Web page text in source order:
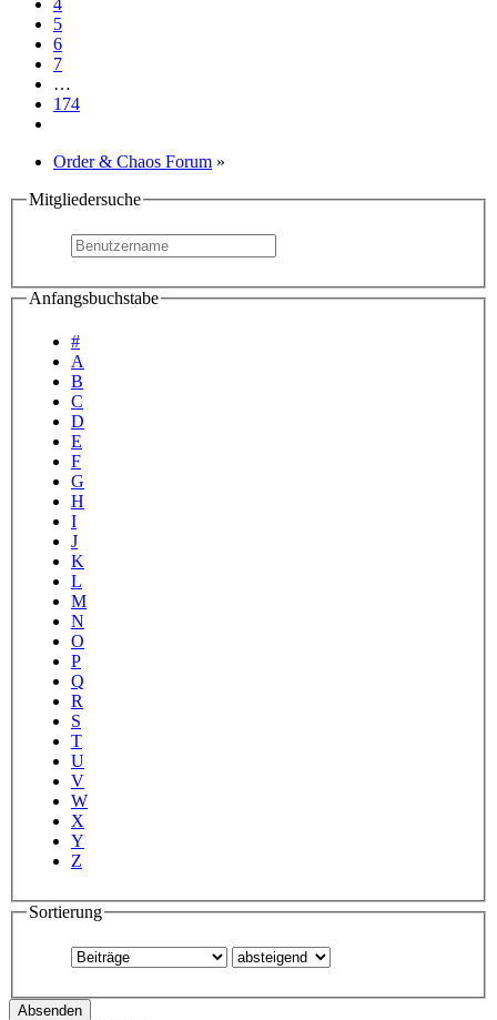
4
5
6
7
…
174
Order & Chaos Forum »
Mitgliedersuche
Anfangsbuchstabe
#
A
B
C
D
E
F
G
H
I
J
K
L
M
N
O
P
Q
R
S
T
U
V
W
X
Y
Z
Sortierung